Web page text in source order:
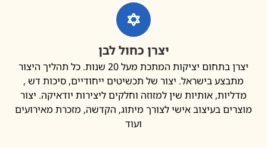
יצרן כחול לבן
יצרן בתחום יציקות המתכת מעל 20 שנות. כל תהליך היצור
בישראל. יצור של תכשיטים ייחודיים, סיכות דש ,
אותיות שין למזוזה וחלקים ליצירות יודאיקה. יצור
בעיצוב אישי לצורך מיתוג, הקדשה, מזכרת מאירועים